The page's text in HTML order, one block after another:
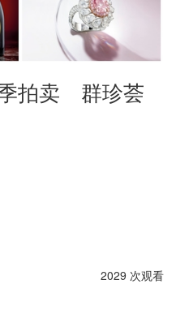
拍卖 群珍荟
2029 次观看